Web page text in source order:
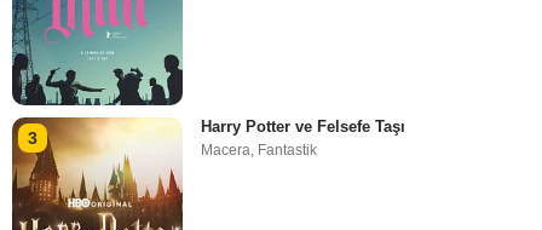
3
Harry Potter ve Felsefe Taşı
Macera, Fantastik